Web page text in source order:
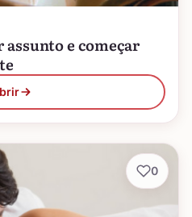
e começar
0